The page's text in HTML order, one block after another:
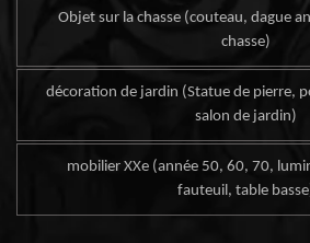
Objet sur la chasse (couteau, dague
chasse)
décoration de jardin (Statue de pierre,
salon de jardin)
mobilier XXe (année 50, 60, 70,
fauteuil, table